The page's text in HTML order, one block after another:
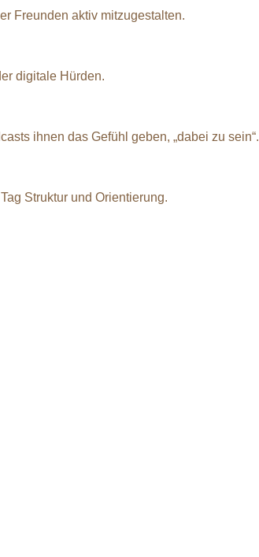
Freunden aktiv mitzugestalten.
digitale Hürden.
ihnen das Gefühl geben, „dabei zu sein“.
Struktur und Orientierung.